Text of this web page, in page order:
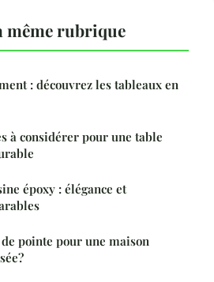
même rubrique
: découvrez les tableaux en
à considérer pour une table
époxy : élégance et
pointe pour une maison